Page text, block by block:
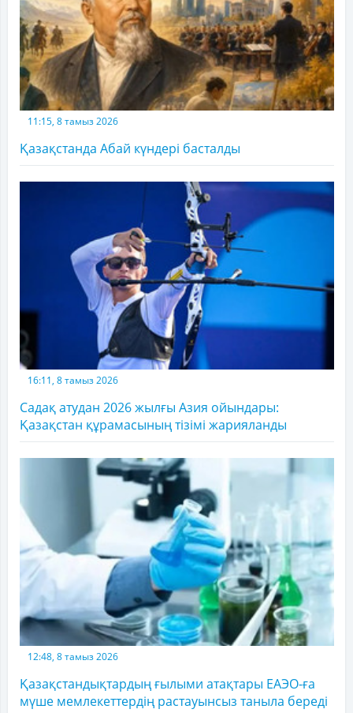
11:15, 8 тамыз 2026
Қазақстанда Абай күндері басталды
16:11, 8 тамыз 2026
Садақ атудан 2026 жылғы Азия ойындары:
Қазақстан құрамасының тізімі жарияланды
12:48, 8 тамыз 2026
Қазақстандықтардың ғылыми атақтары ЕАЭО-ға
мүше мемлекеттердің растауынсыз таныла береді